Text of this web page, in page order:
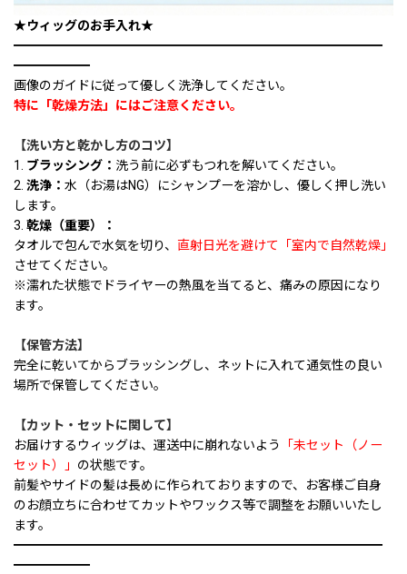
★ウィッグのお手入れ★
━━━━━━━━━━━━━━━━━━━━━━━━━━━━━
━━━━━━
画像のガイドに従って優しく洗浄してください。
特に「乾燥方法」にはご注意ください。
【洗い方と乾かし方のコツ】
1. ブラッシング： 洗う前に必ずもつれを解いてください。
2. 洗浄： 水（お湯はNG）にシャンプーを溶かし、優しく押し洗い
します。
3. 乾燥（重要）：
タオルで包んで水気を切り、 直射日光を避けて「室内で自然乾燥」
させてください。
※濡れた状態でドライヤーの熱風を当てると、痛みの原因になり
ます。
【保管方法】
完全に乾いてからブラッシングし、ネットに入れて通気性の良い
場所で保管してください。
【カット・セットに関して】
お届けするウィッグは、運送中に崩れないよう
「未セット（ノー
セット）」 の状態です。
前髪やサイドの髪は長めに作られておりますので、お客様ご自身
のお顔立ちに合わせてカットやワックス等で調整をお願いいたし
ます。
━━━━━━━━━━━━━━━━━━━━━━━━━━━━━
━━━━━━